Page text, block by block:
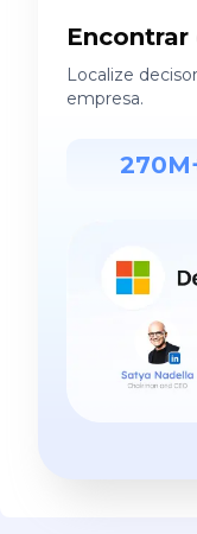
Encontrar
Localize
empresa.